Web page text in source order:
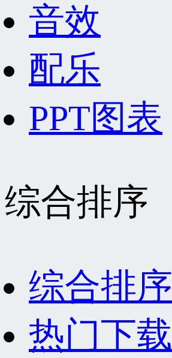
音效
配乐
PPT图表
综合排序
综合排序
热门下载